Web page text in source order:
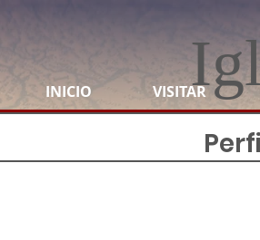
INICIO VISITAR